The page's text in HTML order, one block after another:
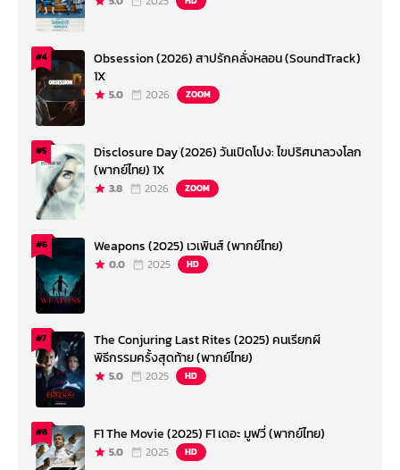
#4
Obsession (2026) สาปรักคลั่งหลอน (SoundTrack)
1X
5.0 2026 ZOOM
#5
Disclosure Day (2026) วันเปิดโปง: ไขปริศนาลวงโลก
(พากย์ไทย) 1X
3.8 2026 ZOOM
#6 Weapons (2025) เวเพินส์ (พากย์ไทย)
0.0 2025 HD
#7
The Conjuring Last Rites (2025) คนเรียกผี
พิธีกรรมครั้งสุดท้าย (พากย์ไทย)
5.0 2025 HD
#8 F1 The Movie (2025) F1 เดอะ มูฟวี่ (พากย์ไทย)
5.0 2025 HD